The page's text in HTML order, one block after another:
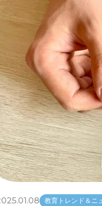
教育トレンド＆ニ